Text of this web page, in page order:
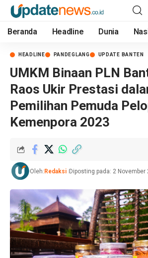
Beranda Headline Dunia
HEADLINE PANDEGLANG UPDATE BANTEN
UMKM Binaan PLN
Raos Ukir Prestasi
Pemilihan Pemuda
Kemenpora 2023
Oleh: Redaksi Diposting pada: 2 November